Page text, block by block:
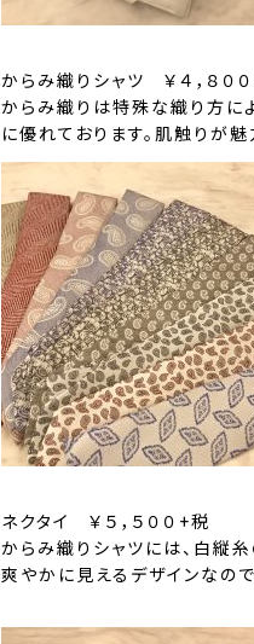
からみ織りシャツ ￥４，８０
からみ織りは特殊な織り方に
に優れております。肌触りが
ネクタイ ￥５，５００+税
からみ織りシャツには、 白縦糸
爽やかに見えるデザインなので